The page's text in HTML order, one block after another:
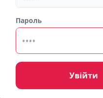
Список
Пароль
Увійти